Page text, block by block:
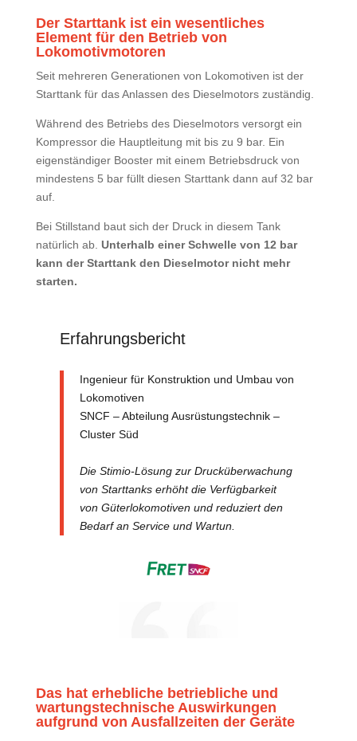
Der Starttank ist ein wesentliches
Element für den Betrieb von
Lokomotivmotoren
Seit mehreren Generationen von Lokomotiven ist der
Starttank für das Anlassen des Dieselmotors zuständig.
Während des Betriebs des Dieselmotors versorgt ein
Kompressor die Hauptleitung mit bis zu 9 bar. Ein
eigenständiger Booster mit einem Betriebsdruck von
mindestens 5 bar füllt diesen Starttank dann auf 32 bar
auf.
Bei Stillstand baut sich der Druck in diesem Tank
natürlich ab. Unterhalb einer Schwelle von 12 bar
kann der Starttank den Dieselmotor nicht mehr
starten.
Erfahrungsbericht
Ingenieur für Konstruktion und Umbau von
Lokomotiven
SNCF – Abteilung Ausrüstungstechnik –
Cluster Süd
Die Stimio-Lösung zur Drucküberwachung
von Starttanks erhöht die Verfügbarkeit
von Güterlokomotiven und reduziert den
Bedarf an Service und Wartun.
Das hat erhebliche betriebliche und
wartungstechnische Auswirkungen
aufgrund von Ausfallzeiten der Geräte